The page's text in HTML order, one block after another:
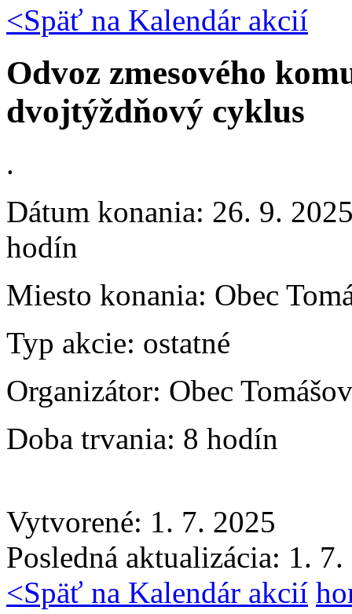
<Späť na Kalendár akcií
Odvoz zmesového
dvojtýždňový cyklus
.
Dátum konania: 26. 9.
hodín
Miesto konania: Obec
Typ akcie: ostatné
Organizátor: Obec Tomášov
Doba trvania: 8 hodín
Vytvorené: 1. 7. 2025
Posledná aktualizácia: 1.
<Späť na Kalendár akcií